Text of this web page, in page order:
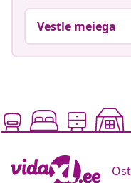
Vestle meiega